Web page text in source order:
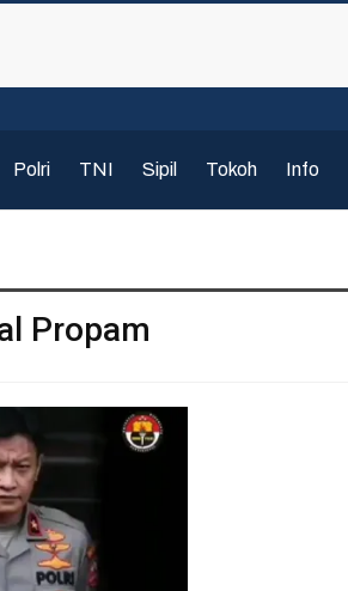
Polri TNI Sipil Tokoh Info
Propam